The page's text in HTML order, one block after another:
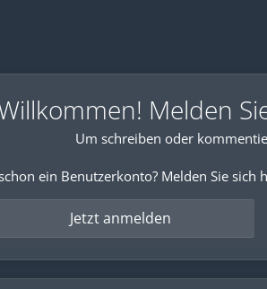
Melden
Um schreiben oder
ein Benutzerkonto? Melden Sie sich
Jetzt anmelden